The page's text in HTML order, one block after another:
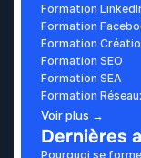
Formation
Formation
Formation
Formation SEO
Formation SEA
Formation
Voir plus →
Dernières
Pourquoi se